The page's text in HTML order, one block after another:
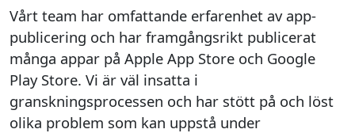
Vårt team har omfattande erfarenhet av app-
publicering och har framgångsrikt publicerat
många appar på Apple App Store och Google
Play Store. Vi är väl insatta i
granskningsprocessen och har stött på och löst
olika problem som kan uppstå under